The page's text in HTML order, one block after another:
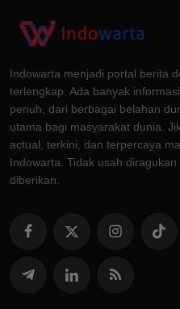
Indowarta menjadi portal berita
terlengkap. Ada banyak
penuh, dari berbagai belahan
utama bagi masyarakat dunia.
actual, terkini, dan terpercaya
Indowarta. Tidak usah
diberikan.